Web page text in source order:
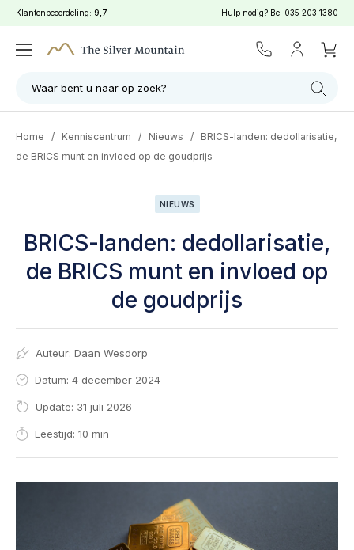
Klantenbeoordeling: 9,7 Hulp nodig? Bel 035 203 1380
Waar bent u naar op zoek?
Home / Kenniscentrum / Nieuws /
BRICS-landen: dedollarisatie,
de BRICS munt en invloed op de goudprijs
NIEUWS
BRICS-landen: dedollarisatie,
de BRICS munt en invloed op
de goudprijs
Auteur: Daan Wesdorp
Datum: 4 december 2024
Update: 31 juli 2026
Leestijd: 10 min